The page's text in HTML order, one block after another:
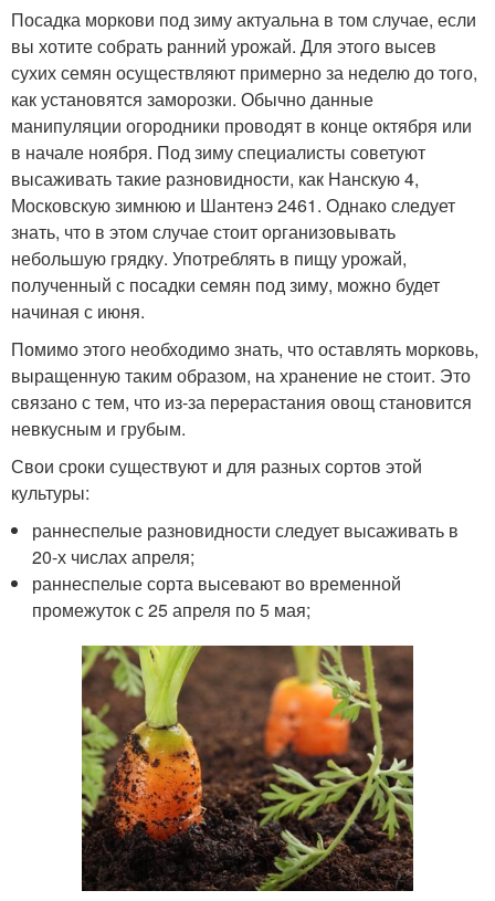
Посадка моркови под зиму актуальна в том случае, если
вы хотите собрать ранний урожай. Для этого высев
сухих семян осуществляют примерно за неделю до того,
как установятся заморозки. Обычно данные
манипуляции огородники проводят в конце октября или
в начале ноября. Под зиму специалисты советуют
высаживать такие разновидности, как Нанскую 4,
Московскую зимнюю и Шантенэ 2461. Однако следует
знать, что в этом случае стоит организовывать
небольшую грядку. Употреблять в пищу урожай,
полученный с посадки семян под зиму, можно будет
начиная с июня.
Помимо этого необходимо знать, что оставлять морковь,
выращенную таким образом, на хранение не стоит. Это
связано с тем, что из-за перерастания овощ становится
невкусным и грубым.
Свои сроки существуют и для разных сортов этой
культуры:
раннеспелые разновидности следует высаживать в
20-х числах апреля;
раннеспелые сорта высевают во временной
промежуток с 25 апреля по 5 мая;